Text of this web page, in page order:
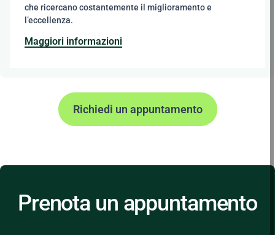
che ricercano costantemente il miglioramento e
l’eccellenza.
Maggiori informazioni
Richiedi un appuntamento
Prenota un appuntamento